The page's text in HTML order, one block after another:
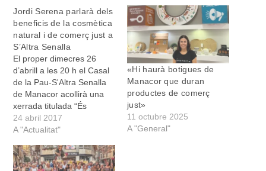
Jordi Serena parlarà dels
beneficis de la cosmètica
natural i de comerç just a
S’Altra Senalla
El proper dimecres 26
d’abrill a les 20 h el Casal
de la Pau-S'Altra Senalla
de Manacor acollirà una
xerrada titulada “És
realment important que
em preocupi pels
Durant la trobada es
reflexionarà sobre
24 abril 2017
A "Actualitat"
«Hi haurà botigues de
Manacor que duran
productes de comerç
just»
11 octubre 2025
A "General"